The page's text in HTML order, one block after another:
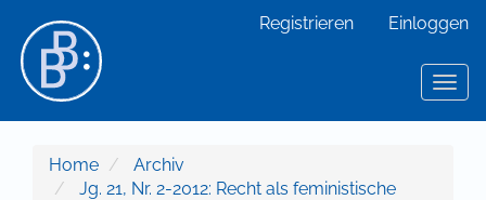
Hauptinhalt
Sidebar
Registrieren Einloggen
Home
Archiv
Jg. 21, Nr. 2-2012: Recht als feministische